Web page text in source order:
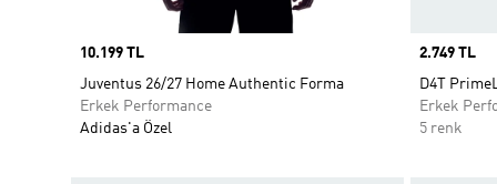
Price
10.199 TL
Juventus 26/27 Home Authentic Forma
Erkek Performance
Adidas'a Özel
Price
2.749 TL
D4T
Erkek
5 renk